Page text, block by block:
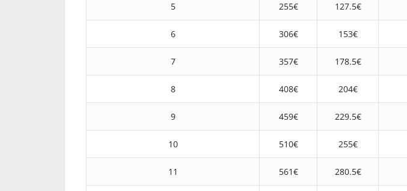
5 255€ 127.5€
6 306€ 153€
7 357€ 178.5€
8 408€ 204€
9 459€ 229.5€
10 510€ 255€
11 561€ 280.5€